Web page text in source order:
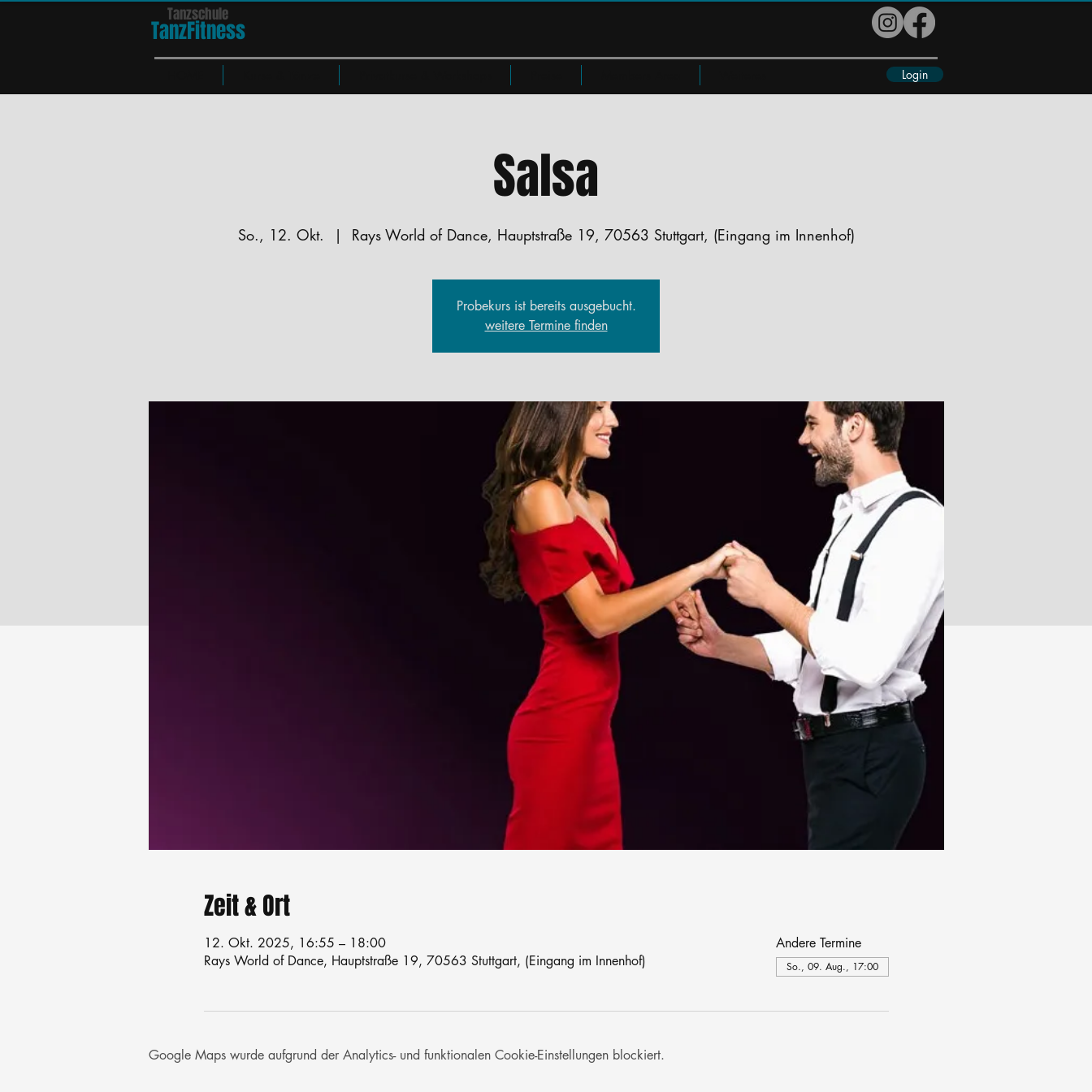
Tanzschule
TanzFitness
Login
Salsa
So., 12. Okt.
  |
Rays World of Dance, Hauptstraße 19, 70563 Stuttgart, (Eingang im Innenhof)
Probekurs ist bereits ausgebucht.
weitere Termine finden
Zeit & Ort
12. Okt. 2025, 16:55 – 18:00
Rays World of Dance, Hauptstraße 19, 70563 Stuttgart, (Eingang im Innenhof)
Andere Termine
So., 09. Aug., 17:00
Google Maps wurde aufgrund der Analytics- und funktionalen Cookie-Einstellungen blockiert.